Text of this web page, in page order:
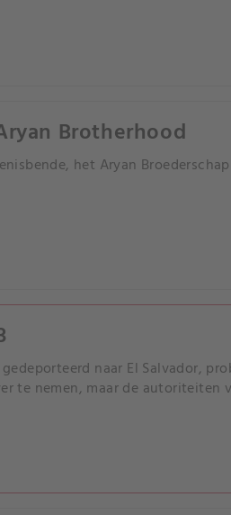
Brotherhood
het Aryan
naar El Salvador,
te nemen, maar de autoriteiten